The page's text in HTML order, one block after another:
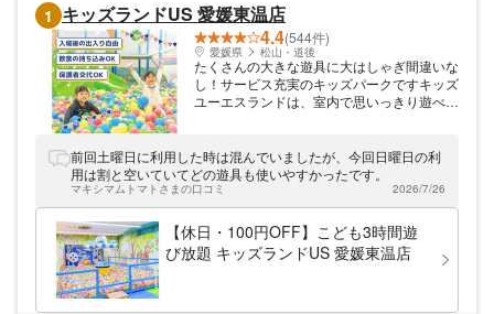
1 キッズランドUS 愛媛東温店
4.4(544件)
愛媛県 松山・道後
たくさんの大きな遊具に大はしゃぎ間違いな
し！サービス充実のキッズパークですキッズ
ユーエスランドは、室内で思いっきり遊べる
トランポリンやゲームなど楽しさいっぱい。
天候に左右されずに、雨の日も存分にからだ
を動かして遊ぶことができますよ。愛媛東温
店は、伊予鉄横河原線「見奈良駅」から徒歩
約6分です。
前回土曜日に利用した時は混んでいましたが、今回日曜日の利
用は割と空いていてどの遊具も使いやすかったです。
マキシマムトマトさまの口コミ 2026/7/26
【休日・100円OFF】こども3時間遊
び放題 キッズランドUS 愛媛東温店